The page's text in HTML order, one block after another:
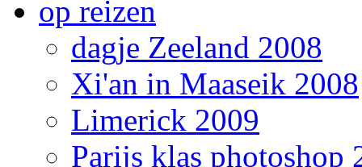
op reizen
dagje Zeeland 2008
Xi'an in Maaseik 2008
Limerick 2009
Parijs klas photoshop